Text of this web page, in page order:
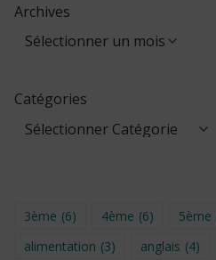
Archives
Catégories
3ème (6) 4ème (6) 5ème
alimentation (3) anglais (4)